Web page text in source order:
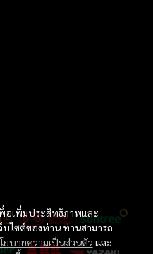
พื่อเพิ่มประสิทธิภาพและ
บไซต์ของท่าน ท่านสามารถ
ยบายความเป็นส่วนตัว และ